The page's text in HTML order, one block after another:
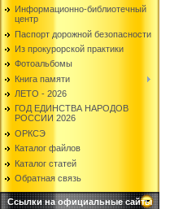
Информационно-библиотечный
центр
Паспорт дорожной безопасности
Из прокурорской практики
Фотоальбомы
Книга памяти
ЛЕТО - 2026
ГОД ЕДИНСТВА НАРОДОВ
РОССИИ 2026
ОРКСЭ
Каталог файлов
Каталог статей
Обратная связь
Ссылки на официальные сайты